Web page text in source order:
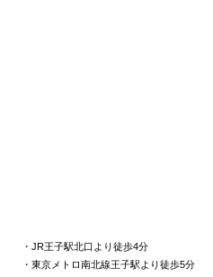
・JR王子駅北口より徒歩4分
・東京メトロ南北線王子駅より徒歩5分